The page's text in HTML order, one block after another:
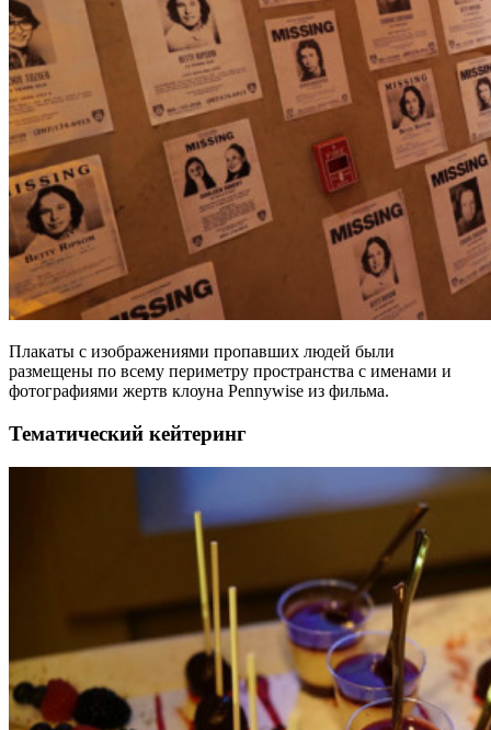
Плакаты с изображениями пропавших людей были
размещены по всему периметру пространства с именами и
фотографиями жертв клоуна Pennywise из фильма.
Тематический кейтеринг